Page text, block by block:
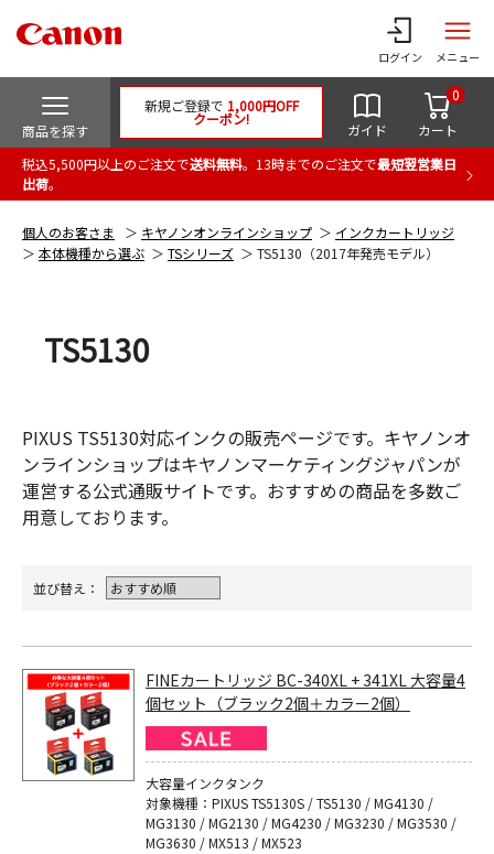
ログイン メニュー
商品を探す
新規ご登録で 1,000円OFF
クーポン!
ガイド カート
0
税込5,500円以上のご注文で送料無料。13時までのご注文で最短翌営業日
出荷。
個人のお客さま キヤノンオンラインショップ
インクカートリッジ
本体機種から選ぶ
TSシリーズ TS5130（2017年発売モデル）
TS5130
PIXUS TS5130対応インクの販売ページです。キヤノンオ
ンラインショップはキヤノンマーケティングジャパンが
運営する公式通販サイトです。おすすめの商品を多数ご
用意しております。
並び替え：
FINEカートリッジ BC-340XL + 341XL 大容量4
個セット（ブラック2個＋カラー2個）
大容量インクタンク
対象機種：PIXUS TS5130S / TS5130 / MG4130 /
MG3130 / MG2130 / MG4230 / MG3230 / MG3530 /
MG3630 / MX513 / MX523